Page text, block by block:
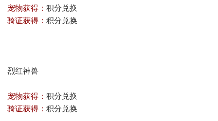
宠物获得： 积分兑换
骑证获得： 积分兑换
烈红神兽
宠物获得： 积分兑换
骑证获得： 积分兑换